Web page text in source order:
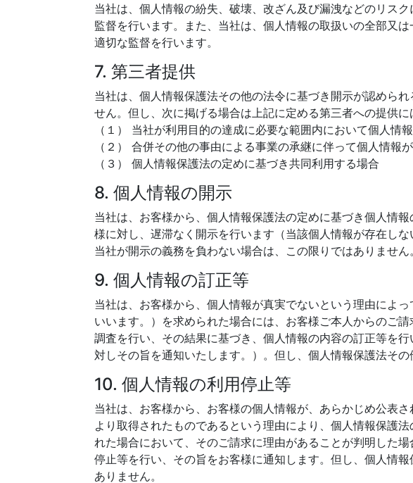
当社は、個人情報の紛失、破壊、改ざん及び漏洩などのリス
監督を行います。また、当社は、個人情報の取扱いの全部又
適切な監督を行います。
7. 第三者提供
当社は、個人情報保護法その他の法令に基づき開示が認めら
せん。但し、次に掲げる場合は上記に定める第三者への提供に
（１） 当社が利用目的の達成に必要な範囲内において個人情
（２） 合併その他の事由による事業の承継に伴って個人情報
（３） 個人情報保護法の定めに基づき共同利用する場合
8. 個人情報の開示
当社は、お客様から、個人情報保護法の定めに基づき個人情
様に対し、遅滞なく開示を行います（当該個人情報が存在し
当社が開示の義務を負わない場合は、この限りではありません
9. 個人情報の訂正等
当社は、お客様から、個人情報が真実でないという理由によ
いいます。）を求められた場合には、お客様ご本人からのご
調査を行い、その結果に基づき、個人情報の内容の訂正等を
対しその旨を通知いたします。）。但し、個人情報保護法そ
10. 個人情報の利用停止等
当社は、お客様から、お客様の個人情報が、あらかじめ公表
より取得されたものであるという理由により、個人情報保護
れた場合において、そのご請求に理由があることが判明した
停止等を行い、その旨をお客様に通知します。但し、個人情
ありません。